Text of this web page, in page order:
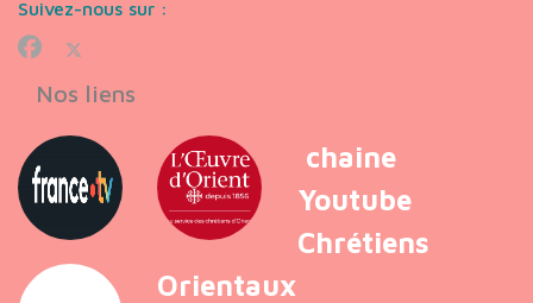
Suivez-nous sur :
Nos liens
chaine
Youtube
Chrétiens
Orientaux